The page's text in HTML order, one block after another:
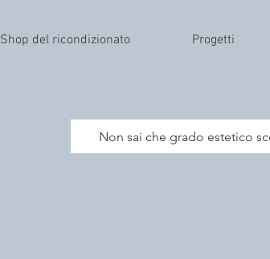
Shop del ricondizionato Progetti
Non sai che grado estetico